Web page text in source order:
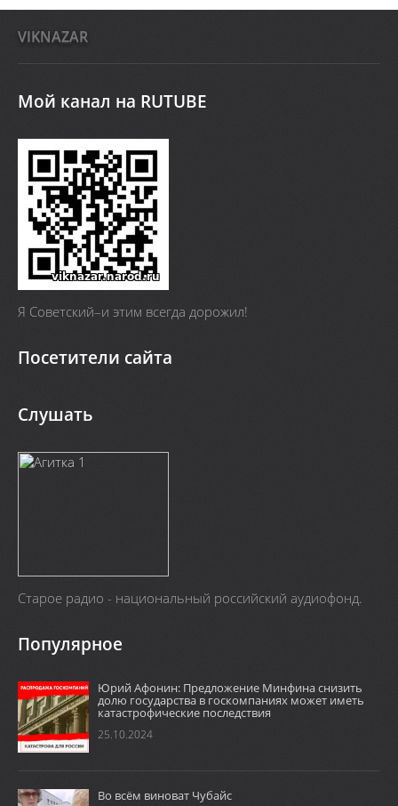
VIKNAZAR
Мой канал на RUTUBE
Я Cоветский–и этим всегда дорожил!
Посетители сайта
Слушать
Старое радио - национальный российский аудиофонд.
Популярное
Юрий Афонин: Предложение Минфина снизить
долю государства в госкомпаниях может иметь
катастрофические последствия
25.10.2024
Во всём виноват Чубайс